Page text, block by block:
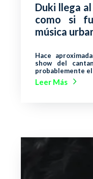
Duki llega
como si
música
Hace
show del
probablemente
Leer Más